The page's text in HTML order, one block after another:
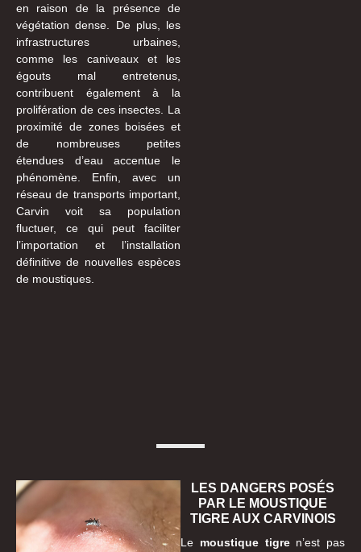
en raison de la présence de
végétation dense. De plus, les
infrastructures urbaines,
comme les caniveaux et les
égouts mal entretenus,
contribuent également à la
prolifération de ces insectes. La
proximité de zones boisées et
de nombreuses petites
étendues d’eau accentue le
phénomène. Enfin, avec un
réseau de transports important,
Carvin voit sa population
fluctuer, ce qui peut faciliter
l’importation et l’installation
définitive de nouvelles espèces
de moustiques.
LES DANGERS POSÉS
PAR LE MOUSTIQUE
TIGRE AUX CARVINOIS
Le moustique tigren’est pas